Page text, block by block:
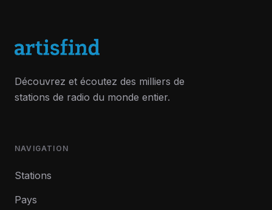
Découvrez et écoutez des milliers de
stations de radio du monde entier.
NAVIGATION
Stations
Pays